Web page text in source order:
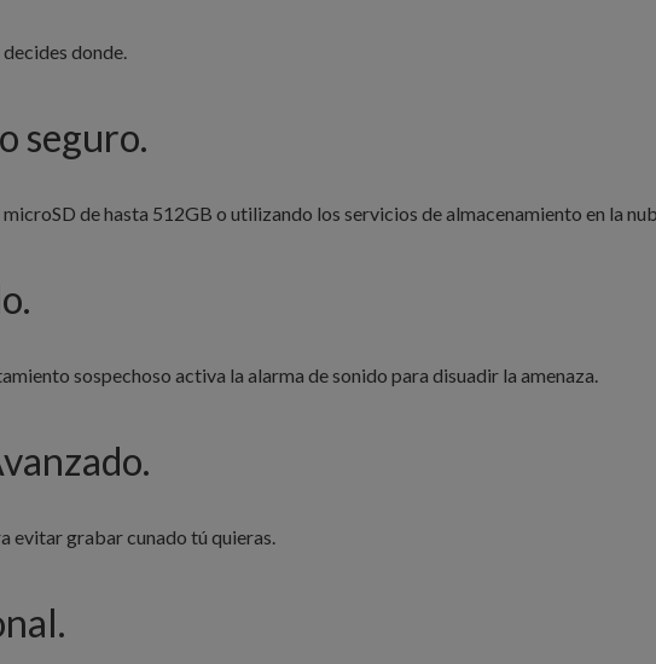
donde.
seguro.
de hasta 512GB o utilizando los servicios de almacenamiento en la
sospechoso activa la alarma de sonido para disuadir la amenaza.
evitar grabar cunado tú quieras.